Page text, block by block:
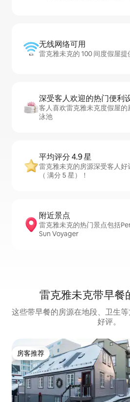
无线网络可用
雷克雅未克的 100 间度假屋提
深受客人欢迎的热门便利
客人喜欢雷克雅未克度假屋
泳池
平均评分 4.9 星
雷克雅未克的房源深受客人好
（ 满分 5 星）！
附近景点
雷克雅未克的热门景点包括
Sun Voyager
雷克雅未克带早餐
这些带早餐的房源在地段、卫生
好评。
房客推荐
房客推荐